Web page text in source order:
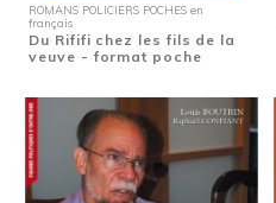
ROMANS POLICIERS POCHES en
français
Du Rififi chez les fils de la
veuve - format poche